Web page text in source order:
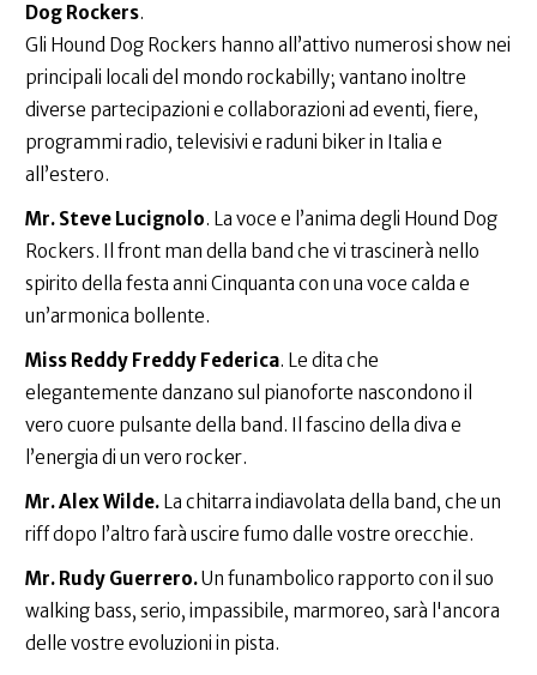
Dog Rockers.
Gli Hound Dog Rockers hanno all’attivo numerosi show nei
principali locali del mondo rockabilly; vantano inoltre
diverse partecipazioni e collaborazioni ad eventi, fiere,
programmi radio, televisivi e raduni biker in Italia e
all’estero.
Mr. Steve Lucignolo. La voce e l’anima degli Hound Dog
Rockers. Il front man della band che vi trascinerà nello
spirito della festa anni Cinquanta con una voce calda e
un’armonica bollente.
Miss Reddy Freddy Federica. Le dita che
elegantemente danzano sul pianoforte nascondono il
vero cuore pulsante della band. Il fascino della diva e
l’energia di un vero rocker.
Mr. Alex Wilde. La chitarra indiavolata della band, che un
riff dopo l’altro farà uscire fumo dalle vostre orecchie.
Mr. Rudy Guerrero.Un funambolico rapporto con il suo
walking bass, serio, impassibile, marmoreo, sarà l'ancora
delle vostre evoluzioni in pista.